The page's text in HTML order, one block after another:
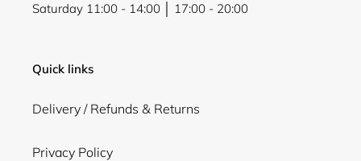
Saturday 11:00 - 14:00 │ 17:00 - 20:00
Quick links
Delivery / Refunds & Returns
Privacy Policy